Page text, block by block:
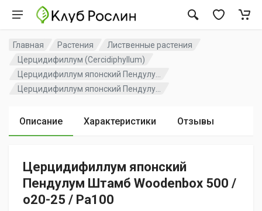
Главная Растения
Лиственные растения
Церцидифиллум (Cercidiphyllum)
Церцидифиллум японский Пендулу...
Церцидифиллум японский Пендулу...
Описание Характеристики Отзывы
Церцидифиллум японский
Пендулум Штамб Woodenbox 500 /
o20-25 / Pa100